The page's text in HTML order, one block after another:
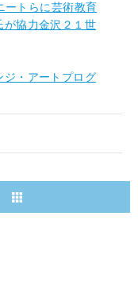
ートらに芸術教育
が協力金沢２１世
ジ・アートプログ